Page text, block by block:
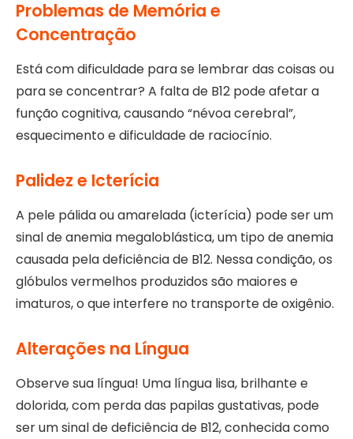
Problemas de Memória e
Concentração
Está com dificuldade para se lembrar das coisas ou
para se concentrar? A falta de B12 pode afetar a
função cognitiva, causando “névoa cerebral”,
esquecimento e dificuldade de raciocínio.
Palidez e Icterícia
A pele pálida ou amarelada (icterícia) pode ser um
sinal de anemia megaloblástica, um tipo de anemia
causada pela deficiência de B12. Nessa condição, os
glóbulos vermelhos produzidos são maiores e
imaturos, o que interfere no transporte de oxigênio.
Alterações na Língua
Observe sua língua! Uma língua lisa, brilhante e
dolorida, com perda das papilas gustativas, pode
ser um sinal de deficiência de B12, conhecida como